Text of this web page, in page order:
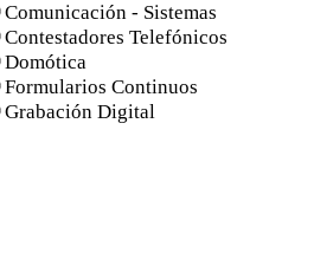
Comunicación - Sistemas
Contestadores Telefónicos
Domótica
Formularios Continuos
Grabación Digital